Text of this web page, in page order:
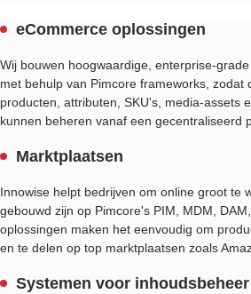
eCommerce oplossingen
Wij bouwen hoogwaardige, enterprise-
met behulp van Pimcore frameworks, zodat
producten, attributen, SKU's, media-assets
kunnen beheren vanaf een gecentraliseerd
Marktplaatsen
Innowise helpt bedrijven om online groot te
gebouwd zijn op Pimcore's PIM, MDM,
oplossingen maken het eenvoudig om
en te delen op top marktplaatsen zoals
Systemen voor inhoudsbeheer